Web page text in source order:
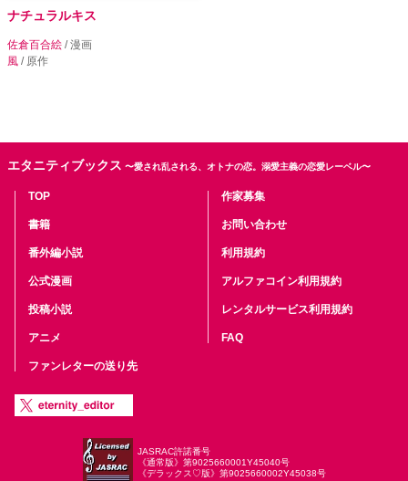
ナチュラルキス
佐倉百合絵 / 漫画
風 / 原作
エタニティブックス 〜愛され乱される、オトナの恋。溺愛主義の恋愛レーベル〜
TOP
書籍
番外編小説
公式漫画
投稿小説
アニメ
ファンレターの送り先
作家募集
お問い合わせ
利用規約
アルファコイン利用規約
レンタルサービス利用規約
FAQ
JASRAC許諾番号
《通常版》第9025660001Y45040号
《デラックス♡版》第9025660002Y45038号